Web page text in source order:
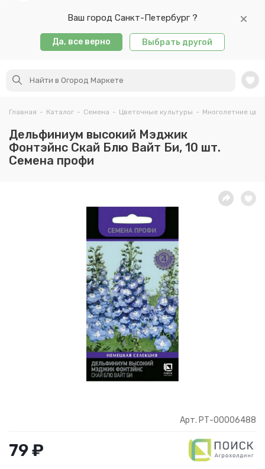
Ваш город Санкт-Петербург ?
Да, все верно Выбрать другой
Главная - Каталог - Семена - Цветочные культуры - Многолетние
Дельфиниум высокий Мэджик
Фонтэйнс Скай Блю Вайт Би, 10 шт.
Семена профи
Арт. РТ-00006488
79 ₽